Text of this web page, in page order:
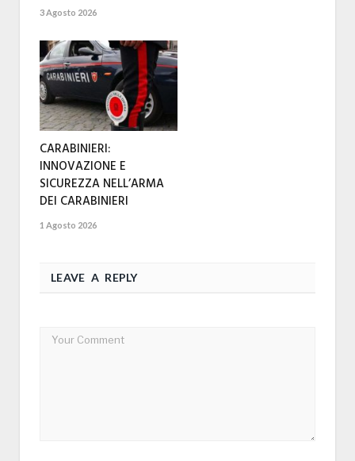
3 Agosto 2026
CARABINIERI:
INNOVAZIONE E
SICUREZZA NELL’ARMA
DEI CARABINIERI
1 Agosto 2026
LEAVE A REPLY